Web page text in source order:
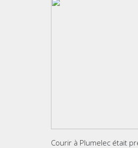
Courir à Plumelec était